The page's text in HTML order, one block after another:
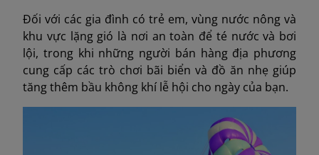
Đối với các gia đình có trẻ em, vùng nước nông và
khu vực lặng gió là nơi an toàn để té nước và bơi
lội, trong khi những người bán hàng địa phương
cung cấp các trò chơi bãi biển và đồ ăn nhẹ giúp
tăng thêm bầu không khí lễ hội cho ngày của bạn.